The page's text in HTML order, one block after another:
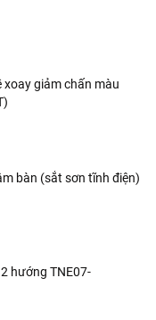
xoay giảm chấn màu
bàn (sắt sơn tĩnh điện)
hướng TNE07-